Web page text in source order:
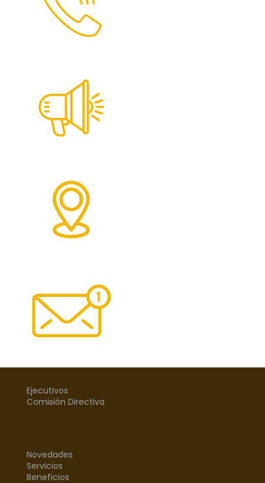
Ejecutivos
Comisión Directiva
Novedades
Servicios
Beneficios